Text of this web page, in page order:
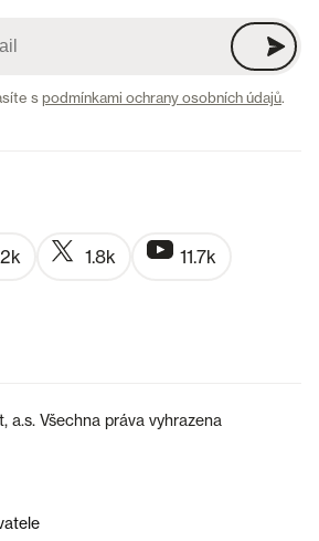
spodmínkami ochrany osobních údajů.
1.8k 11.7k
Všechna práva vyhrazena